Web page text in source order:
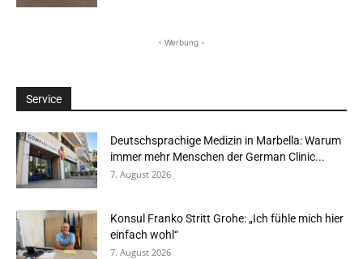
- Werbung -
Service
Deutschsprachige Medizin in Marbella: Warum
immer mehr Menschen der German Clinic...
7. August 2026
Konsul Franko Stritt Grohe: „Ich fühle mich hier
einfach wohl“
7. August 2026